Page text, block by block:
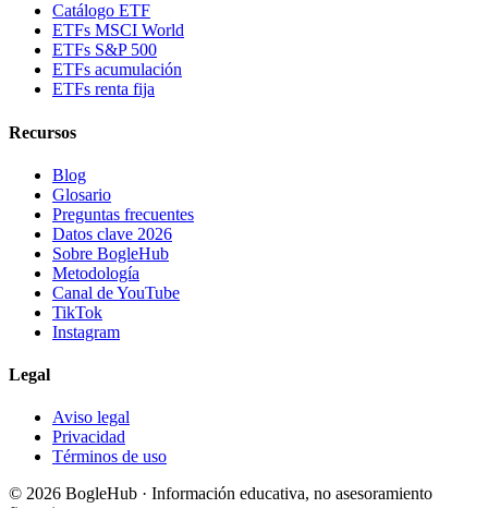
Catálogo ETF
ETFs MSCI World
ETFs S&P 500
ETFs acumulación
ETFs renta fija
Recursos
Blog
Glosario
Preguntas frecuentes
Datos clave 2026
Sobre BogleHub
Metodología
Canal de YouTube
TikTok
Instagram
Legal
Aviso legal
Privacidad
Términos de uso
© 2026 BogleHub · Información educativa, no asesoramiento